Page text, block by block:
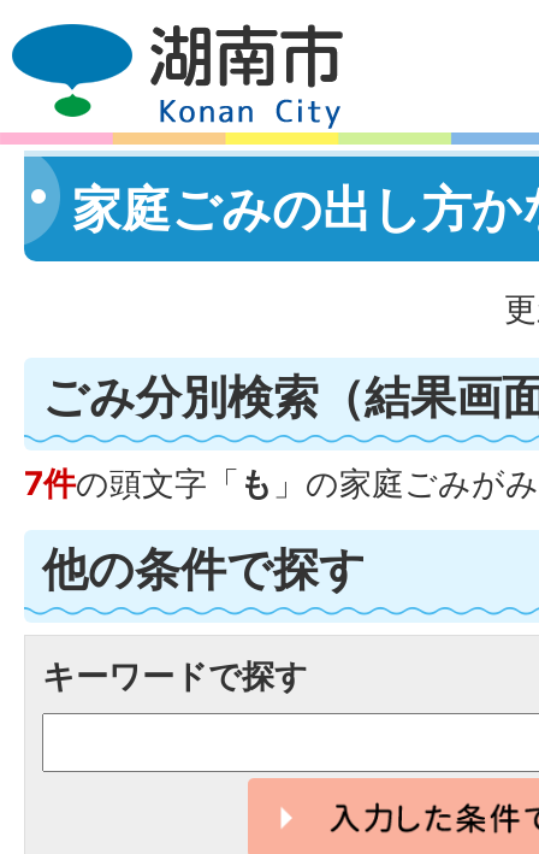
家庭ごみの出し方か
ごみ分別検索 （結果画
7件の頭文字「 も 」の家庭ごみが
他の条件で探す
キーワードで探す